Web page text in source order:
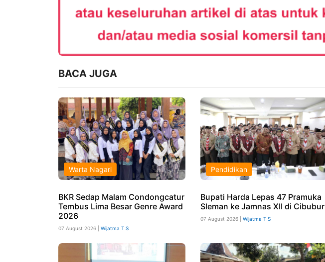
BACA JUGA
Warta Nagari
BKR Sedap Malam Condongcatur
Tembus Lima Besar Genre Award
2026
07 August 2026 | Wijatma T S
Pendidikan
Bupati Harda Lepas 47 Pramuka
Sleman ke Jamnas XII di Cibubur
07 August 2026 | Wijatma T S